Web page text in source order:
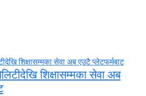
शिक्षासम्मका सेवा अब